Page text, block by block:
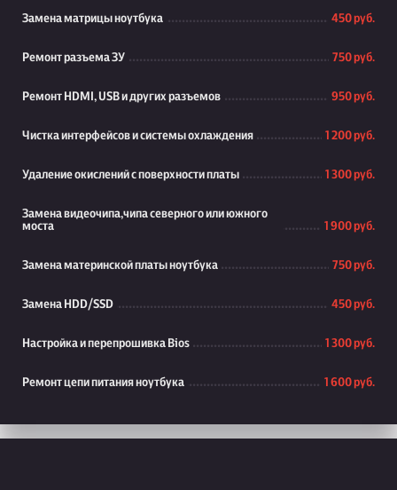
Замена матрицы ноутбука 450 руб.
Ремонт разъема ЗУ 750 руб.
Ремонт HDMI, USB и других разъемов 950 руб.
Чистка интерфейсов и системы охлаждения 1 200 руб.
Удаление окислений с поверхности платы 1 300 руб.
Замена видеочипа,чипа северного или южного
моста
1 900 руб.
Замена материнской платы ноутбука 750 руб.
Замена HDD/SSD 450 руб.
Настройка и перепрошивка Bios 1 300 руб.
Ремонт цепи питания ноутбука 1 600 руб.